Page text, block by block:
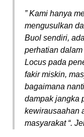
” Kami hanya
mengusulkan
Buol sendiri,
perhatian
Locus pada
fakir miskin,
bagaimana
dampak jangka
kewirausaahan
masyarakat “.